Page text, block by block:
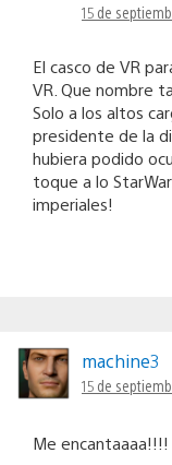
15 de
El casco de VR
VR. Que nombre
Solo a los altos
presidente de la
hubiera podido
toque a lo
imperiales!
machine3
15 de
Me encantaaaa!!!!